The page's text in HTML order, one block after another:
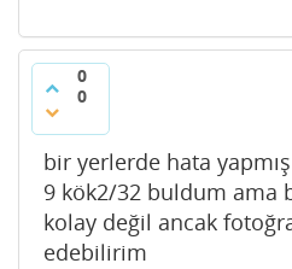
0
0
bir yerlerde hata
9 kök2/32 buldum ama
kolay değil ancak
edebilirim